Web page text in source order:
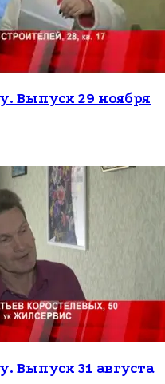
Выпуск 29 ноября
Выпуск 31 августа